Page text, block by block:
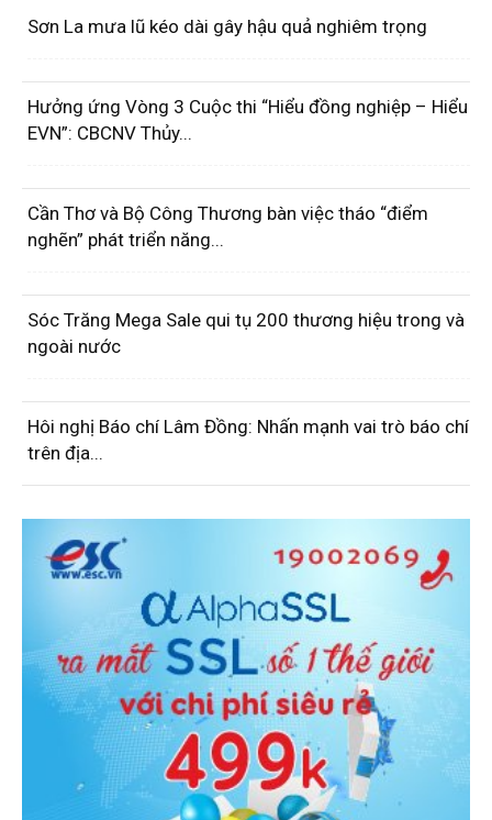
Sơn La mưa lũ kéo dài gây hậu quả nghiêm trọng
Hưởng ứng Vòng 3 Cuộc thi “Hiểu đồng nghiệp – Hiểu
EVN”: CBCNV Thủy...
Cần Thơ và Bộ Công Thương bàn việc tháo “điểm
nghẽn” phát triển năng...
Sóc Trăng Mega Sale qui tụ 200 thương hiệu trong và
ngoài nước
Hôi nghị Báo chí Lâm Đồng: Nhấn mạnh vai trò báo chí
trên địa...